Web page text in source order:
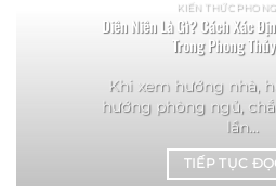
KIẾN THỨC
Diên Niên Là Gì? Cách Xác
Trong Phong
Khi xem hướng nhà,
hướng phòng ngủ,
lần...
TIẾP TỤC